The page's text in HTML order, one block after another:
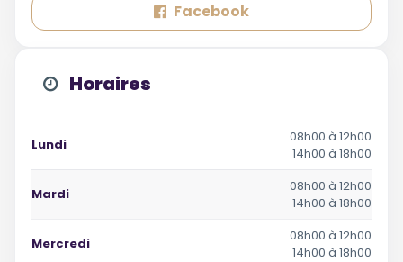
Facebook
Horaires
Lundi
08h00 à 12h00
14h00 à 18h00
Mardi
08h00 à 12h00
14h00 à 18h00
Mercredi
08h00 à 12h00
14h00 à 18h00